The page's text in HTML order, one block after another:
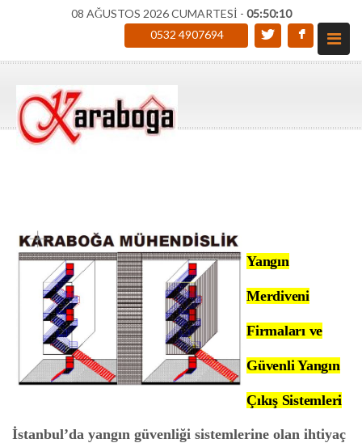
08 AĞUSTOS 2026 CUMARTESİ - 05:50:11
0532 4907694
Yangın
Merdiveni
Firmaları ve
Güvenli Yangın
Çıkış Sistemleri
İstanbul’da yangın güvenliği sistemlerine olan ihtiyaç